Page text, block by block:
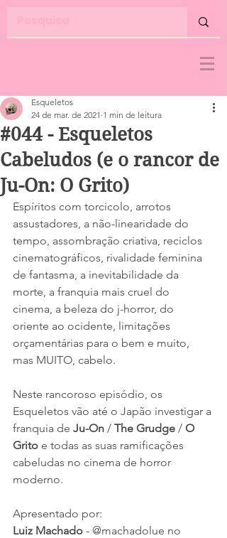
#044 - Esqueletos
Cabeludos (e o rancor de
Ju-On: O Grito)
Esqueletos
24 de mar. de 2021 1 min de leitura
Espíritos com torcicolo, arrotos
assustadores, a não-linearidade do
tempo, assombração criativa, reciclos
cinematográficos, rivalidade feminina
de fantasma, a inevitabilidade da
morte, a franquia mais cruel do
cinema, a beleza do j-horror, do
oriente ao ocidente, limitações
orçamentárias para o bem e muito,
mas MUITO, cabelo.
Neste rancoroso episódio, os
Esqueletos vão até o Japão investigar a
franquia de Ju-On / The Grudge / O
Grito e todas as suas ramificações
cabeludas no cinema de horror
moderno.
Apresentado por:
Luiz Machado - @machadolue no